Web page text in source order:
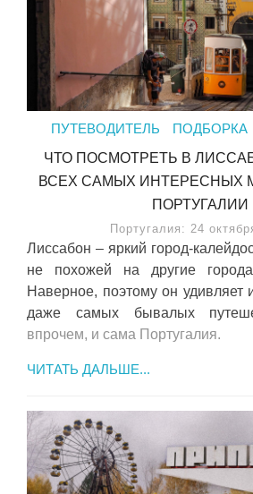
ПУТЕВОДИТЕЛЬ ПОДБОРКА
ЧТО ПОСМОТРЕТЬ В
ВСЕХ САМЫХ ИНТЕРЕСНЫХ
ПОРТУГАЛИИ
Португалия: 24
Лиссабон – яркий город-
не похожей на другие
Наверное, поэтому он удивляет
даже самых бывалых
впрочем, и сама Португалия.
ЧИТАТЬ ДАЛЬШЕ...